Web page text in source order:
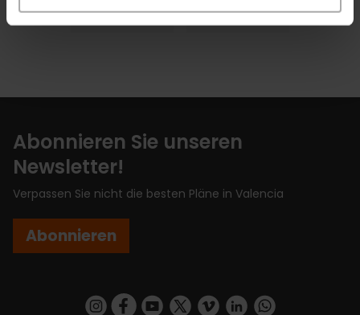
Artikel E-Tickets
Abonnieren Sie unseren
Newsletter!
Verpassen Sie nicht die besten Pläne in Valencia
Abonnieren
https://www.instagram.com/visit_valencia/
https://www.facebook.com/
https://www.youtube.com/user/
https://twitter.com/_VivaValencia
https://vimeo.com/
https://www.linkedin.com/company/turismo-valencia/https://api.whatsapp.com/send/